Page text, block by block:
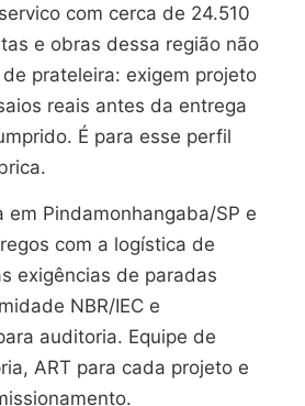
com cerca de 24.510
e obras dessa região não
prateleira: exigem projeto
reais antes da entrega
É para esse perfil
em Pindamonhangaba/SP e
com a logística de
exigências de paradas
NBR/IEC e
auditoria. Equipe de
ART para cada projeto e